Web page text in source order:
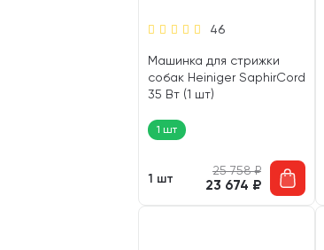
46
Машинка для стрижки
собак Heiniger SaphirCord
35 Вт (1 шт)
1 шт
1 шт
25 758₽
23 674 ₽